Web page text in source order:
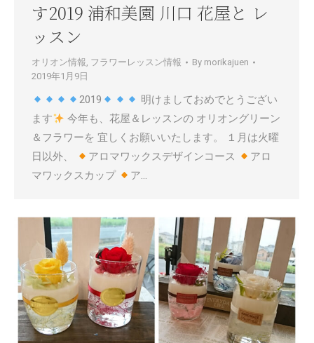
す2019 浦和美園 川口 花屋と レ
ッスン
オリオン情報, フラワーレッスン情報 By morikajuen
2019年1月9日
2019
明けましておめでとうござい
ます
今年も、花屋＆レッスンの オリオングリーン
＆フラワーを 宜しくお願いいたします。 １月は火曜
日以外、
アロマワックスデザインコース
アロ
マワックスカップ
ア…